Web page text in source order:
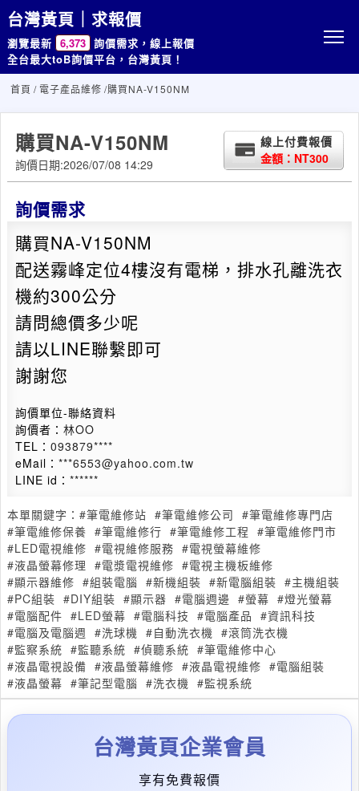
台灣黃頁｜求報價
瀏覽最新 6,373 詢價需求，線上報價
全台最大toB詢價平台，台灣黃頁！
首頁 / 電子產品維修 /購買NA-V150NM
購買NA-V150NM
詢價日期:2026/07/08 14:29
線上付費報價
金額：NT300
詢價需求
購買NA-V150NM
配送霧峰定位4樓沒有電梯，排水孔離洗衣
機約300公分
請問總價多少呢
請以LINE聯繫即可
謝謝您
詢價單位-聯絡資料
詢價者： 林OO
TEL： 093879****
eMail： ***6553@yahoo.com.tw
LINE id： ******
本單關鍵字： #筆電維修站 #筆電維修公司 #筆電維修專門店
#筆電維修保養 #筆電維修行 #筆電維修工程 #筆電維修門市
#LED電視維修 #電視維修服務 #電視螢幕維修
#液晶螢幕修理 #電漿電視維修 #電視主機板維修
#顯示器維修 #組裝電腦 #新機組裝 #新電腦組裝 #主機組裝
#PC組裝 #DIY組裝 #顯示器 #電腦週邊 #螢幕 #燈光螢幕
#電腦配件 #LED螢幕 #電腦科技 #電腦產品 #資訊科技
#電腦及電腦週 #洗球機 #自動洗衣機 #滾筒洗衣機
#監察系統 #監聽系統 #偵聽系統 #筆電維修中心
#液晶電視設備 #液晶螢幕維修 #液晶電視維修 #電腦組裝
#液晶螢幕 #筆記型電腦 #洗衣機 #監視系統
台灣黃頁企業會員
享有免費報價